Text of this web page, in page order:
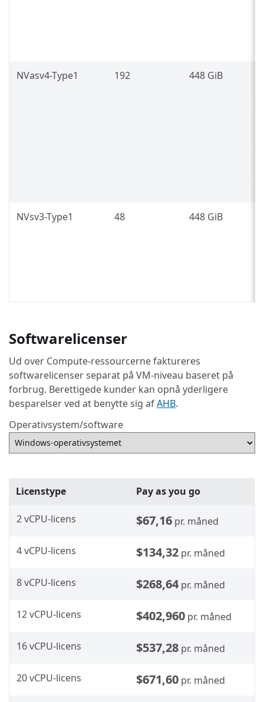
NVasv4-Type1 192 448 GiB
NVsv3-Type1 48 448 GiB
Softwarelicenser
Ud over Compute-ressourcerne faktureres
softwarelicenser separat på VM-niveau baseret på
forbrug. Berettigede kunder kan opnå yderligere
besparelser ved at benytte sig afAHB.
Operativsystem/software
Licenstype Pay as you go
2 vCPU-licens $67,16 pr. måned
4 vCPU-licens $134,32 pr. måned
8 vCPU-licens $268,64 pr. måned
12 vCPU-licens $402,960 pr. måned
16 vCPU-licens $537,28 pr. måned
20 vCPU-licens $671,60 pr. måned